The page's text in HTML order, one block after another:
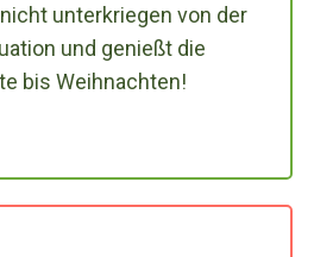
unterkriegen von der
und genießt die
bis Weihnachten!